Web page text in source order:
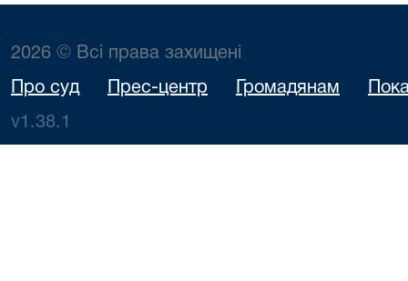
2026 © Всі права захищені
Про суд Прес-центр Громадянам
v1.38.1